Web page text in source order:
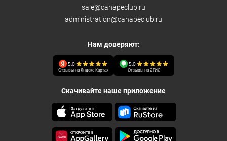
sale@canapeclub.ru
administration@canapeclub.ru
Нам доверяют:
5,0
Отзывы на Яндекс Картах
5,0
Отзывы на 2ГИС
Скачивайте наше приложение